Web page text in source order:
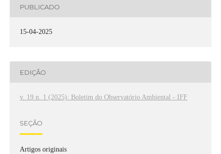
PUBLICADO
15-04-2025
EDIÇÃO
v. 19 n. 1 (2025): Boletim do Observatório Ambiental - IFF
SEÇÃO
Artigos originais